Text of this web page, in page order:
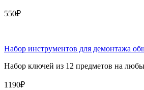
550₽
Набор инструментов для демонтажа
Набор ключей из 12 предметов на
1190₽